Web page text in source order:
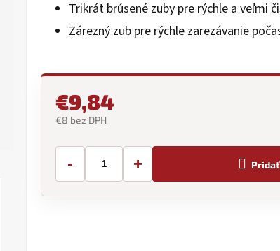
Trikrát brúsené zuby pre rýchle a veľmi
Zárezný zub pre rýchle zarezávanie
€9,84
€8 bez DPH
- +